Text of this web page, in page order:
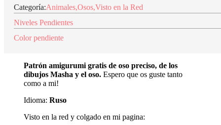
Categoría:Animales,Osos,Visto en la Red
Niveles Pendientes
Color pendiente
Patrón amigurumi gratis de oso preciso, de los
dibujos Masha y el oso. Espero que os guste tanto
como a mi!
Idioma: Ruso
Visto en la red y colgado en mi pagina: